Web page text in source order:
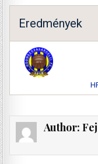
Eredmények
Author: